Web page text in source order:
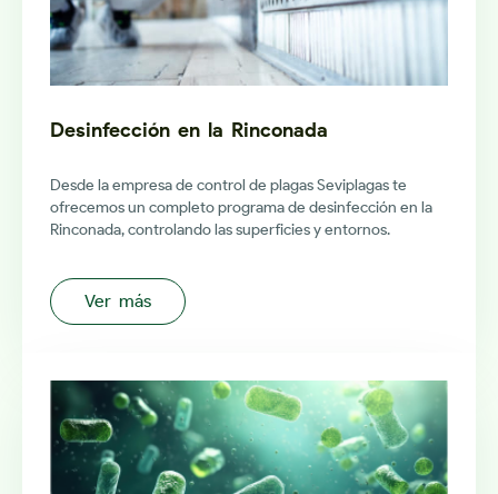
Desinfección en la Rinconada
Desde la empresa de control de plagas Seviplagas te
ofrecemos un completo programa de desinfección en la
Rinconada, controlando las superficies y entornos.
Ver más